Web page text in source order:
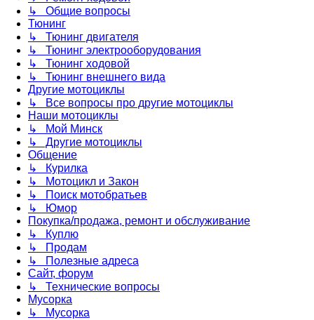
↳ Общие вопросы
Тюнинг
↳ Тюнинг двигателя
↳ Тюнинг электрооборудования
↳ Тюнинг ходовой
↳ Тюнинг внешнего вида
Другие мотоциклы
↳ Все вопросы про другие мотоциклы
Наши мотоциклы
↳ Мой Минск
↳ Другие мотоциклы
Общение
↳ Курилка
↳ Мотоцикл и Закон
↳ Поиск мотобратьев
↳ Юмор
Покупка/продажа, ремонт и обслуживание
↳ Куплю
↳ Продам
↳ Полезные адреса
Сайт, форум
↳ Технические вопросы
Мусорка
↳ Мусорка